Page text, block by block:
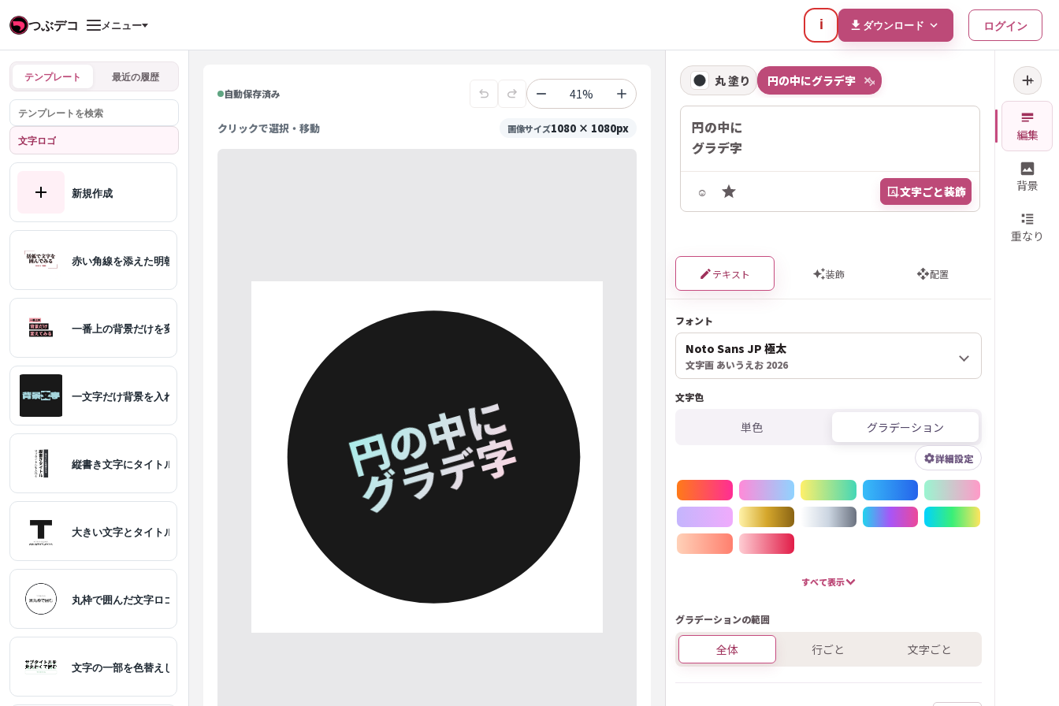
つぶデコ メニュー i ダウンロード ログイン
テンプレート 最近の履歴
文字ロゴ
新規作成
赤い角線を添えた明朝文字
一番上の背景だけを変えた文字ロゴ
一文字だけ背景を入れた文字
縦書き文字にタイトル、サブタイトルを入れる
大きい文字とタイトルを付けた文字ロゴ
丸枠で囲んだ文字ロゴ
文字の一部を色替えしサブタイトルを角丸枠で囲んだ文字ロゴ
自動保存済み 41%
クリックで選択・移動 画像サイズ1080 × 1080px
丸 塗り 円の中にグラデ字 ×
円の中に
グラデ字
☺ A 文字ごと装飾
テキスト 装飾 配置
フォント
Noto Sans JP 極太
文字画 あいうえお 2026
文字色
単色 グラデーション
詳細設定
キャンディ レモンソーダ
ミントピンク
ラベンダー
ゴールド
トロピカル
ピーチ
すべて表示
グラデーションの範囲
全体 行ごと 文字ごと
+
編集
背景
重なり